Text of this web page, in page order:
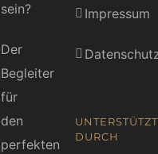
sein?
Der
Begleiter
für
den
perfekten
Impressum
UNTERSTÜTZT
DURCH